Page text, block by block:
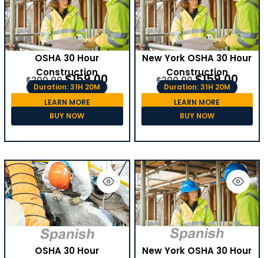
OSHA 30 Hour
Construction
$200.00 $159.00
Duration: 31H 20M
LEARN MORE
BUY NOW
New York OSHA 30 Hour
Construction
$200.00 $159.00
Duration: 31H 20M
LEARN MORE
BUY NOW
OSHA 30 Hour
New York OSHA 30 Hour